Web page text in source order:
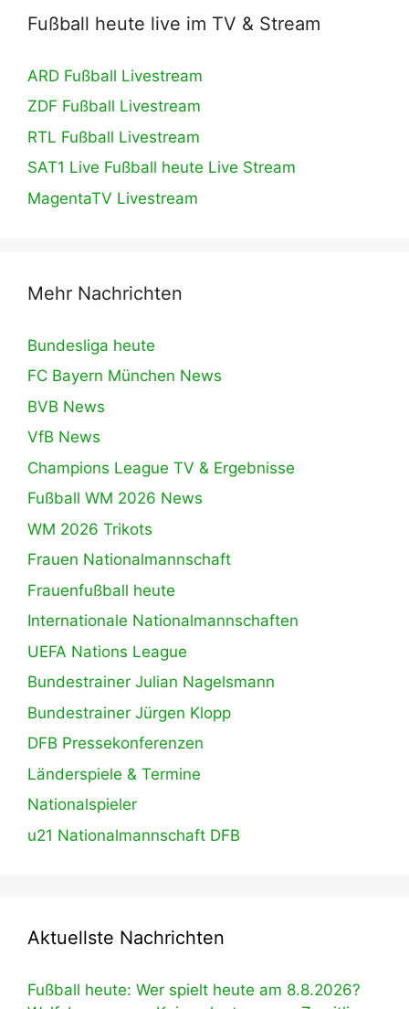
Fußball heute live im TV & Stream
ARD Fußball Livestream
ZDF Fußball Livestream
RTL Fußball Livestream
SAT1 Live Fußball heute Live Stream
MagentaTV Livestream
Mehr Nachrichten
Bundesliga heute
FC Bayern München News
BVB News
VfB News
Champions League TV & Ergebnisse
Fußball WM 2026 News
WM 2026 Trikots
Frauen Nationalmannschaft
Frauenfußball heute
Internationale Nationalmannschaften
UEFA Nations League
Bundestrainer Julian Nagelsmann
Bundestrainer Jürgen Klopp
DFB Pressekonferenzen
Länderspiele & Termine
Nationalspieler
u21 Nationalmannschaft DFB
Aktuellste Nachrichten
Fußball heute: Wer spielt heute am 8.8.2026?